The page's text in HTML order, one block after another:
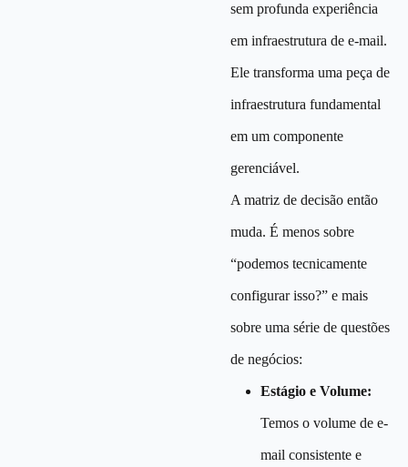
sem profunda experiência
em infraestrutura de e-mail.
Ele transforma uma peça de
infraestrutura fundamental
em um componente
gerenciável.
A matriz de decisão então
muda. É menos sobre
“podemos tecnicamente
configurar isso?” e mais
sobre uma série de questões
de negócios:
Estágio e Volume:
Temos o volume de e-
mail consistente e